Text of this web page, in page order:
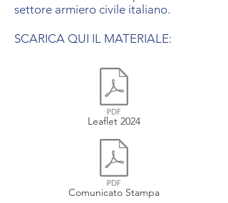
settore armiero civile italiano.
SCARICA QUI IL MATERIALE:
Leaflet 2024
Comunicato Stampa